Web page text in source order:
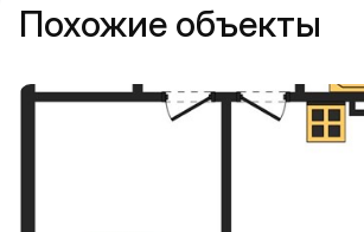
Похожие объекты